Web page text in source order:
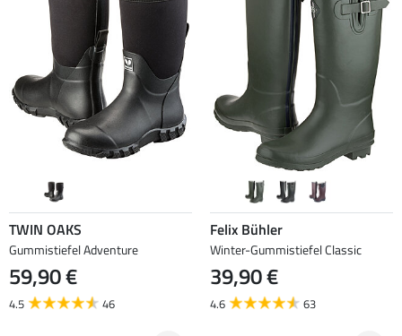
TWIN OAKS
Gummistiefel Adventure
59,90 €
4.5 46
Felix Bühler
Winter-Gummistiefel Classic
39,90 €
4.6 63